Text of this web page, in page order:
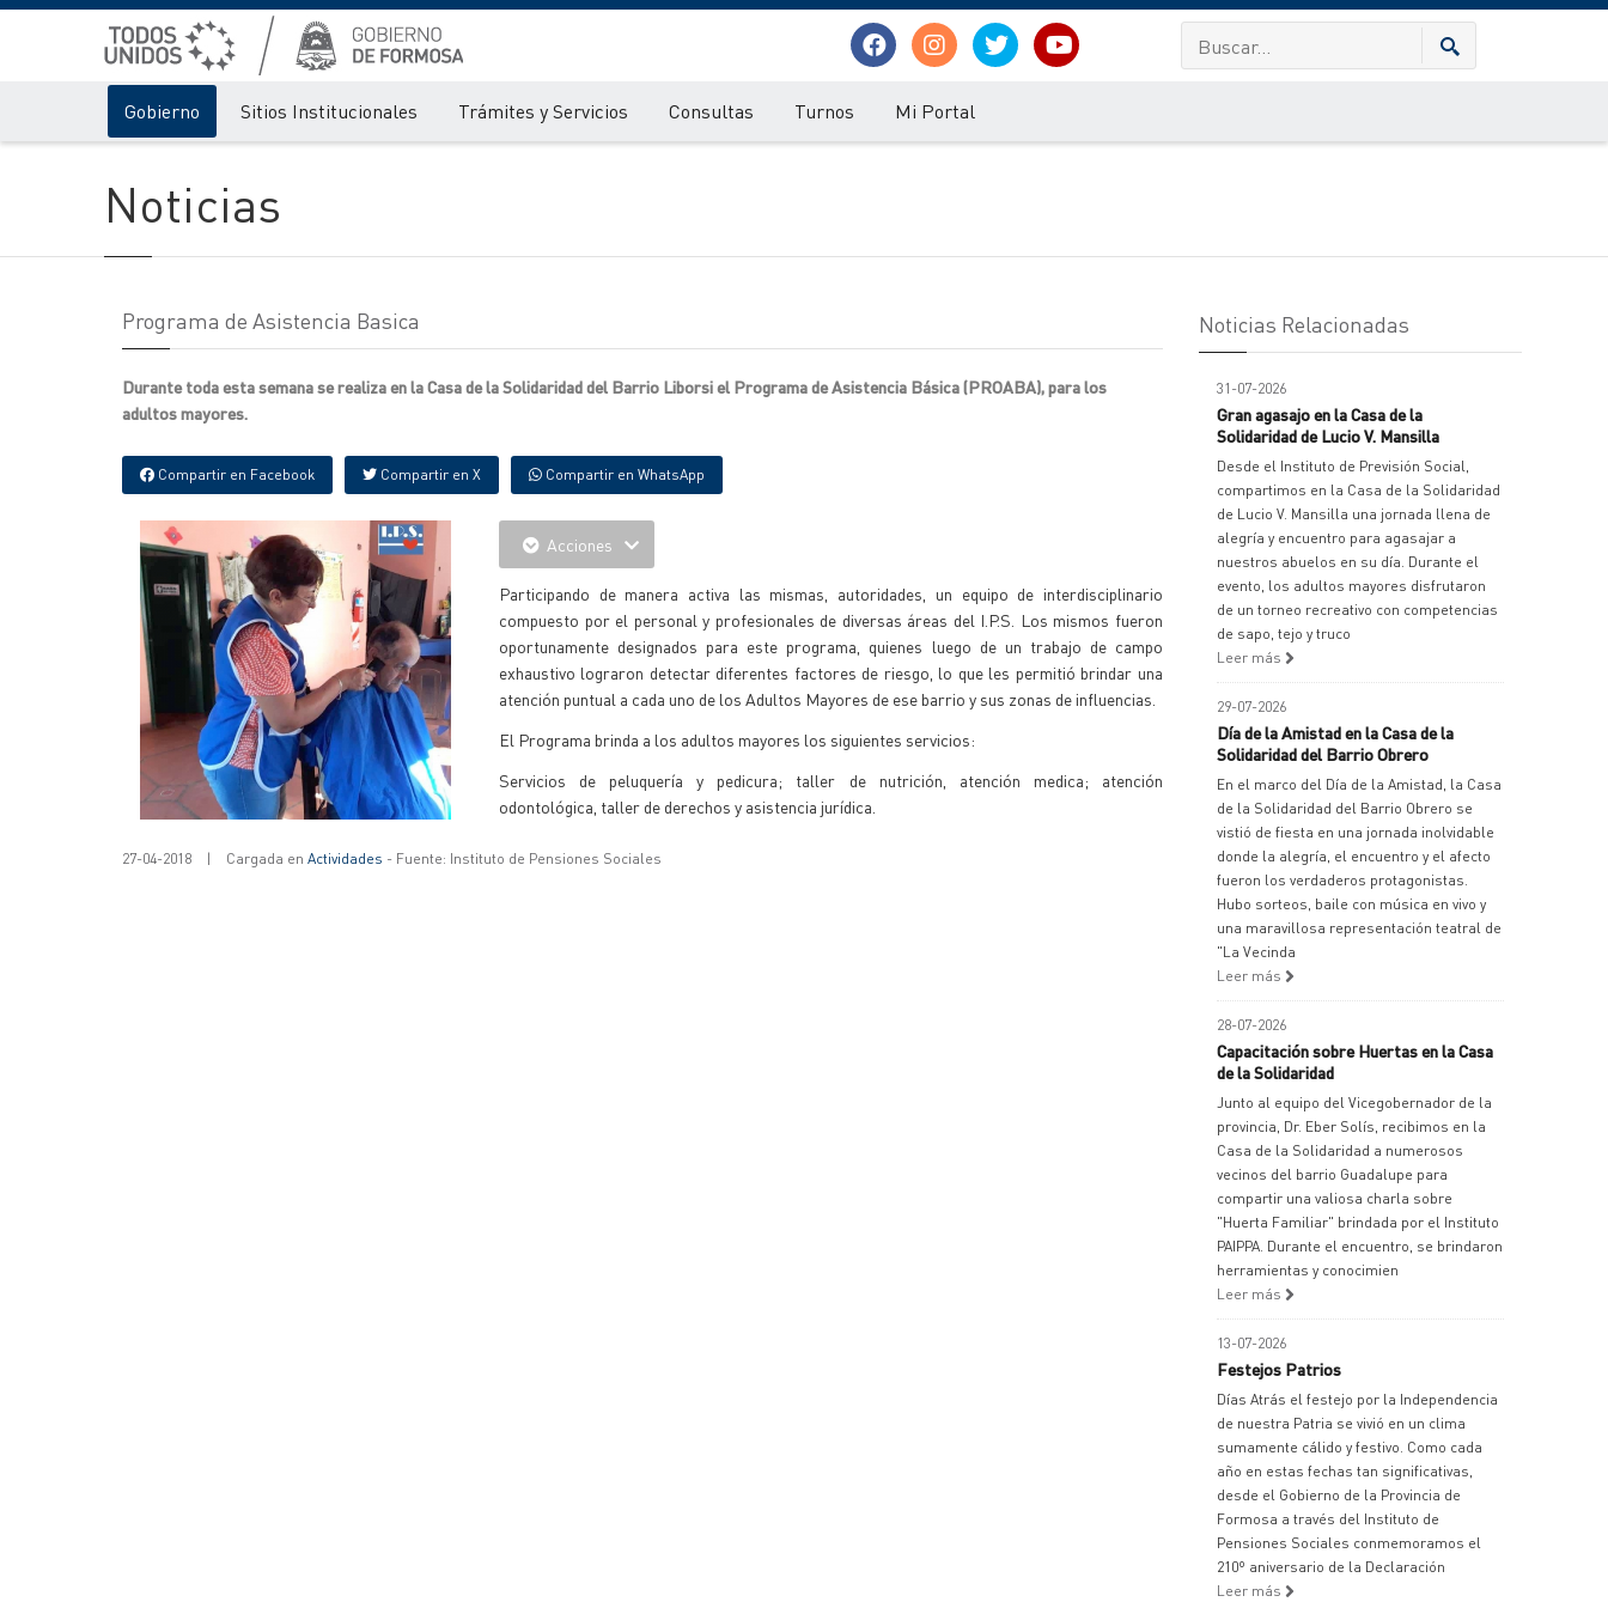
Gobierno Sitios Institucionales Trámites y Servicios Consultas Turnos Mi Portal
Noticias
Programa de Asistencia Basica
Durante toda esta semana se realiza en la Casa de la Solidaridad del Barrio Liborsi el Programa de Asistencia Básica (PROABA), para los
adultos mayores.
Compartir en Facebook Compartir en X Compartir en WhatsApp
Acciones
Participando de manera activa las mismas, autoridades, un equipo de interdisciplinario
compuesto por el personal y profesionales de diversas áreas del I.P.S. Los mismos fueron
oportunamente designados para este programa, quienes luego de un trabajo de campo
exhaustivo lograron detectar diferentes factores de riesgo, lo que les permitió brindar una
atención puntual a cada uno de los Adultos Mayores de ese barrio y sus zonas de influencias.
El Programa brinda a los adultos mayores los siguientes servicios:
Servicios de peluquería y pedicura; taller de nutrición, atención medica; atención
odontológica, taller de derechos y asistencia jurídica.
27-04-2018 | Cargada en Actividades - Fuente: Instituto de Pensiones Sociales
Noticias Relacionadas
31-07-2026
Gran agasajo en la Casa de la
Solidaridad de Lucio V. Mansilla
Desde el Instituto de Previsión Social,
compartimos en la Casa de la Solidaridad
de Lucio V. Mansilla una jornada llena de
alegría y encuentro para agasajar a
nuestros abuelos en su día. Durante el
evento, los adultos mayores disfrutaron
de un torneo recreativo con competencias
de sapo, tejo y truco
Leer más
29-07-2026
Día de la Amistad en la Casa de la
Solidaridad del Barrio Obrero
En el marco del Día de la Amistad, la Casa
de la Solidaridad del Barrio Obrero se
vistió de fiesta en una jornada inolvidable
donde la alegría, el encuentro y el afecto
fueron los verdaderos protagonistas.
Hubo sorteos, baile con música en vivo y
una maravillosa representación teatral de
"La Vecinda
Leer más
28-07-2026
Capacitación sobre Huertas en la Casa
de la Solidaridad
Junto al equipo del Vicegobernador de la
provincia, Dr. Eber Solís, recibimos en la
Casa de la Solidaridad a numerosos
vecinos del barrio Guadalupe para
compartir una valiosa charla sobre
"Huerta Familiar" brindada por el Instituto
PAIPPA. Durante el encuentro, se brindaron
herramientas y conocimien
Leer más
13-07-2026
Festejos Patrios
Días Atrás el festejo por la Independencia
de nuestra Patria se vivió en un clima
sumamente cálido y festivo. Como cada
año en estas fechas tan significativas,
desde el Gobierno de la Provincia de
Formosa a través del Instituto de
Pensiones Sociales conmemoramos el
210º aniversario de la Declaración
Leer más